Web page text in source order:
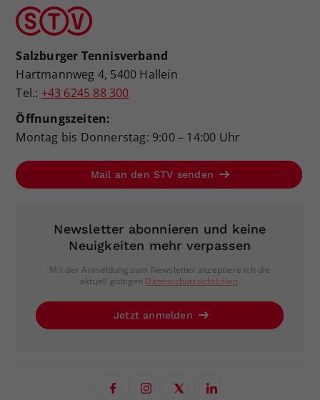
Salzburger Tennisverband
Hartmannweg 4, 5400 Hallein
Tel.: +43 6245 88 300
Öffnungszeiten:
Montag bis Donnerstag: 9:00 – 14:00 Uhr
Mail an den STV senden
Newsletter abonnieren und keine
Neuigkeiten mehr verpassen
Mit der Anmeldung zum Newsletter akzeptiere ich die
aktuell gültigen Datenschutzrichtlinien.
Jetzt anmelden